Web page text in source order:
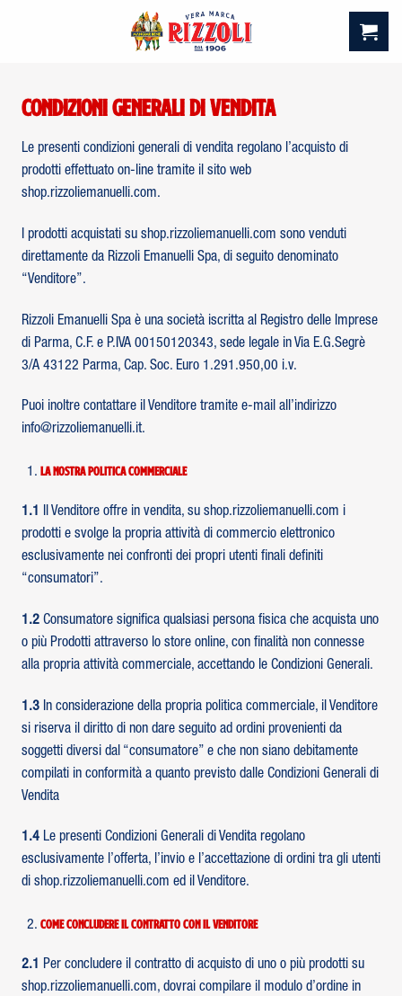
Condizioni generali di vendita
Le presenti condizioni generali di vendita regolano l’acquisto di
prodotti effettuato on-line tramite il sito web
shop.rizzoliemanuelli.com.
I prodotti acquistati su shop.rizzoliemanuelli.com sono venduti
direttamente da Rizzoli Emanuelli Spa, di seguito denominato
“Venditore”.
Rizzoli Emanuelli Spa è una società iscritta al Registro delle Imprese
di Parma, C.F. e P.IVA 00150120343, sede legale in Via E.G.Segrè
3/A 43122 Parma, Cap. Soc. Euro 1.291.950,00 i.v.
Puoi inoltre contattare il Venditore tramite e-mail all’indirizzo
info@rizzoliemanuelli.it.
La nostra politica commerciale
1.1 Il Venditore offre in vendita, su shop.rizzoliemanuelli.com i
prodotti e svolge la propria attività di commercio elettronico
esclusivamente nei confronti dei propri utenti finali definiti
“consumatori”.
1.2 Consumatore significa qualsiasi persona fisica che acquista uno
o più Prodotti attraverso lo store online, con finalità non connesse
alla propria attività commerciale, accettando le Condizioni Generali.
1.3 In considerazione della propria politica commerciale, il Venditore
si riserva il diritto di non dare seguito ad ordini provenienti da
soggetti diversi dal “consumatore” e che non siano debitamente
compilati in conformità a quanto previsto dalle Condizioni Generali di
Vendita
1.4 Le presenti Condizioni Generali di Vendita regolano
esclusivamente l’offerta, l’invio e l’accettazione di ordini tra gli utenti
di shop.rizzoliemanuelli.com ed il Venditore.
Come concludere il contratto con il Venditore
2.1 Per concludere il contratto di acquisto di uno o più prodotti su
shop.rizzoliemanuelli.com, dovrai compilare il modulo d’ordine in